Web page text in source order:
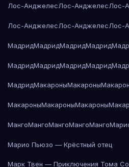
Лос-АнджелесЛос-АнджелесЛос-
Лос-АнджелесЛос-АнджелесЛос-
МадридМадридМадридМадрид
МадридМадридМадридМадрид
МадридМакароныМакароны
МакароныМакароныМакароны
МангоМангоМангоМангоМанго
Марио Пьюзо — Крёстный отец
Марк Твен — Приключения Тома